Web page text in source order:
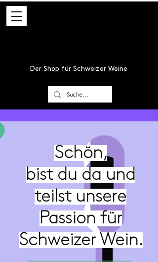
Der Shop für Schweizer Weine
Schön,
bist du da und
teilst unsere
Passion für
Schweizer Wein.